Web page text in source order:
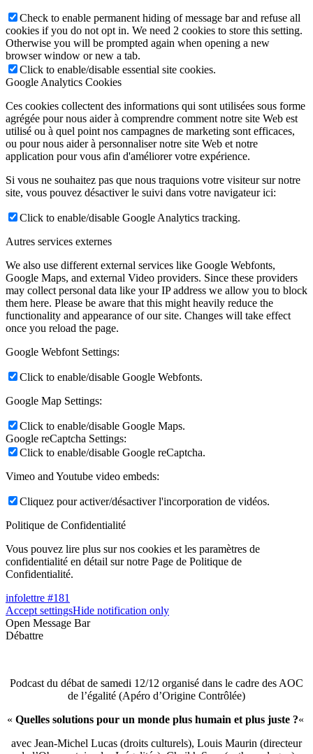
Check to enable permanent hiding of message bar and refuse all
cookies if you do not opt in. We need 2 cookies to store this setting.
Otherwise you will be prompted again when opening a new
browser window or new a tab.
Click to enable/disable essential site cookies.
Google Analytics Cookies
Ces cookies collectent des informations qui sont utilisées sous forme
agrégée pour nous aider à comprendre comment notre site Web est
utilisé ou à quel point nos campagnes de marketing sont efficaces,
ou pour nous aider à personnaliser notre site Web et notre
application pour vous afin d'améliorer votre expérience.
Si vous ne souhaitez pas que nous traquions votre visiteur sur notre
site, vous pouvez désactiver le suivi dans votre navigateur ici:
Click to enable/disable Google Analytics tracking.
Autres services externes
We also use different external services like Google Webfonts,
Google Maps, and external Video providers. Since these providers
may collect personal data like your IP address we allow you to block
them here. Please be aware that this might heavily reduce the
functionality and appearance of our site. Changes will take effect
once you reload the page.
Google Webfont Settings:
Click to enable/disable Google Webfonts.
Google Map Settings:
Click to enable/disable Google Maps.
Google reCaptcha Settings:
Click to enable/disable Google reCaptcha.
Vimeo and Youtube video embeds:
Cliquez pour activer/désactiver l'incorporation de vidéos.
Politique de Confidentialité
Vous pouvez lire plus sur nos cookies et les paramètres de
confidentialité en détail sur notre Page de Politique de
Confidentialité.
infolettre #181
Accept settingsHide notification only
Open Message Bar
Débattre
Podcast du débat de samedi 12/12 organisé dans le cadre des AOC
de l’égalité (Apéro d’Origine Contrôlée)
« Quelles solutions pour un monde plus humain et plus juste ?«
avec Jean-Michel Lucas (droits culturels), Louis Maurin (directeur